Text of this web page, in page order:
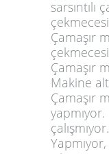
sarsıntılı
Çamaşır
Çamaşır
Makine
Çamaşır